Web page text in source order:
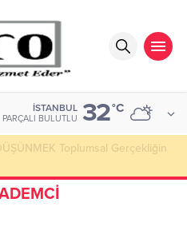
İSTANBUL
PARÇALI BULUTLU 32°C
Sevmiyoruz Herhalde